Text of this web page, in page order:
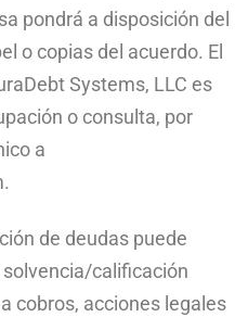
pondrá a disposición del
o copias del acuerdo. El
Systems, LLC es
o consulta, por
a
.
de deudas puede
calificación
cobros, acciones legales